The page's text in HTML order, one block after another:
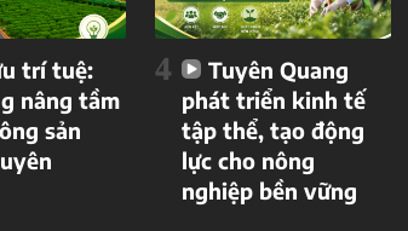
trí tuệ:
nâng tầm
sản
4
Tuyên Quang
phát triển kinh tế
tập thể, tạo động
lực cho nông
nghiệp bền vững